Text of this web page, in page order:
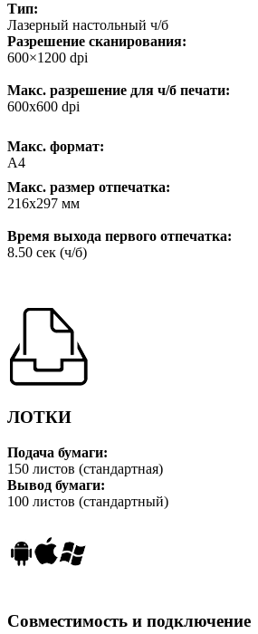
Тип:
Лазерный настольный ч/б
Разрешение сканирования:
600×1200 dpi
Макс. разрешение для ч/б печати:
600х600 dpi
Макс. формат:
А4
Макс. размер отпечатка:
216х297 мм
Время выхода первого отпечатка:
8.50 сек (ч/б)
ЛОТКИ
Подача бумаги:
150 листов (стандартная)
Вывод бумаги:
100 листов (стандартный)
Совместимость и подключение